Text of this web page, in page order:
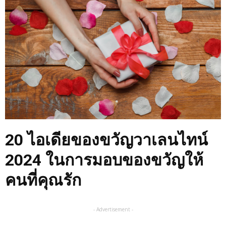
20 ไอเดียของขวัญวาเลนไทน์
2024 ในการมอบของขวัญให้
คนที่คุณรัก
- Advertisement -